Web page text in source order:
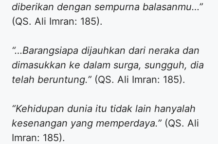
diberikan dengan sempurna balasanmu…”
(QS. Ali Imran: 185).
“…Barangsiapa dijauhkan dari neraka dan
dimasukkan ke dalam surga, sungguh, dia
telah beruntung.” (QS. Ali Imran: 185).
“Kehidupan dunia itu tidak lain hanyalah
kesenangan yang memperdaya.” (QS. Ali
Imran: 185).